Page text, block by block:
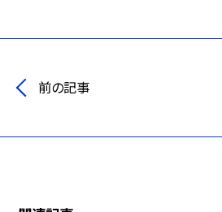
前の記事